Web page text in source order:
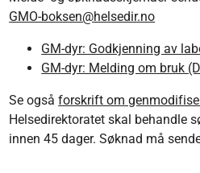
GMO-boksen@helsedir.no
GM-dyr: Godkjenning av
GM-dyr: Melding om bruk
Se ogsåforskrift om
Helsedirektoratet skal behandle
innen 45 dager. Søknad må